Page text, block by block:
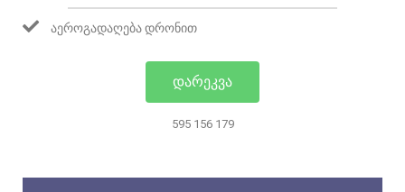
ᲐᲔᲠᲝᲒᲐᲓᲐᲦᲔᲑᲐ ᲓᲠᲝᲜᲘᲗ
ᲓᲐᲠᲔᲙᲕᲐ
595 156 179